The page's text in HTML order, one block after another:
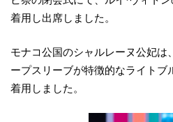
着用し出席しました。
モナコ公国のシャルレーヌ公妃は
ープスリーブが特徴的なライトブ
着用しました。